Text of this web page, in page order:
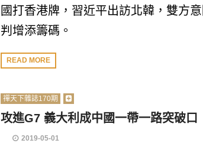
國打香港牌，習近平出訪北韓，雙方
判增添籌碼。
READ MORE
禪天下雜誌170期
攻進G7 義大利成中國一帶一路突破口
2019-05-01